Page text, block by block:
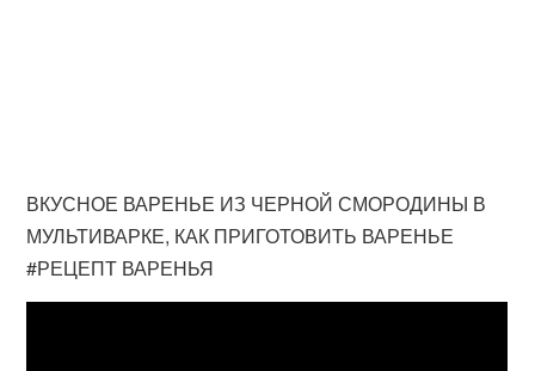
ВКУСНОЕ ВАРЕНЬЕ ИЗ ЧЕРНОЙ СМОРОДИНЫ В
МУЛЬТИВАРКЕ, КАК ПРИГОТОВИТЬ ВАРЕНЬЕ
#РЕЦЕПТ ВАРЕНЬЯ